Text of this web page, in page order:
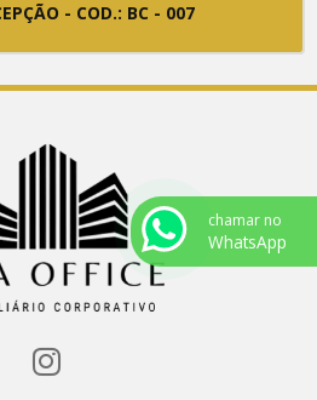
- COD.: BC - 007
chamar no
WhatsApp